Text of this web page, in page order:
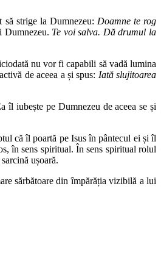
strige la Dumnezeu: Doamne te rog
Dumnezeu. Te voi salva. Dă drumul la
nu vor fi capabili să vadă lumina
de aceea a și spus: Iată slujitoarea
îl iubește pe Dumnezeu de aceea se și
că îl poartă pe Isus în pântecul ei și îl
în sens spiritual. În sens spiritual rolul
ușoară.
sărbătoare din împărăția vizibilă a lui